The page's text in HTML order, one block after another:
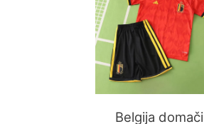
Belgija domači
ima
več
različic.
Možnosti
lahko
izberete